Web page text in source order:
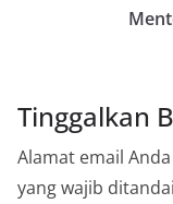
Tinggalkan
Alamat email
yang wajib ditandai